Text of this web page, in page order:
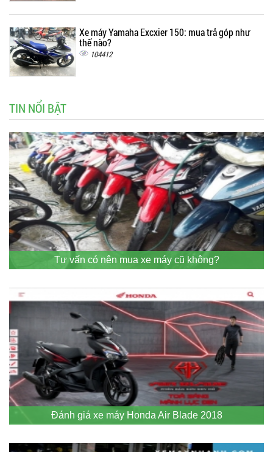
Xe máy Yamaha Excxier 150: mua trả góp như
thế nào?
104412
TIN NỔI BẬT
Tư vấn có nên mua xe máy cũ không?
Đánh giá xe máy Honda Air Blade 2018